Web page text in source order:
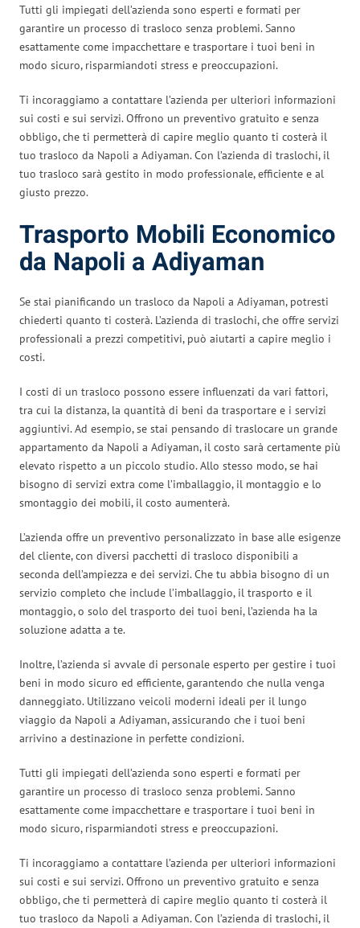
Tutti gli impiegati dell’azienda sono esperti e formati per
garantire un processo di trasloco senza problemi. Sanno
esattamente come impacchettare e trasportare i tuoi beni in
modo sicuro, risparmiandoti stress e preoccupazioni.
Ti incoraggiamo a contattare l’azienda per ulteriori informazioni
sui costi e sui servizi. Offrono un preventivo gratuito e senza
obbligo, che ti permetterà di capire meglio quanto ti costerà il
tuo trasloco da Napoli a Adiyaman. Con l’azienda di traslochi, il
tuo trasloco sarà gestito in modo professionale, efficiente e al
giusto prezzo.
Trasporto Mobili Economico
da Napoli a Adiyaman
Se stai pianificando un trasloco da Napoli a Adiyaman, potresti
chiederti quanto ti costerà. L’azienda di traslochi, che offre servizi
professionali a prezzi competitivi, può aiutarti a capire meglio i
costi.
I costi di un trasloco possono essere influenzati da vari fattori,
tra cui la distanza, la quantità di beni da trasportare e i servizi
aggiuntivi. Ad esempio, se stai pensando di traslocare un grande
appartamento da Napoli a Adiyaman, il costo sarà certamente più
elevato rispetto a un piccolo studio. Allo stesso modo, se hai
bisogno di servizi extra come l’imballaggio, il montaggio e lo
smontaggio dei mobili, il costo aumenterà.
L’azienda offre un preventivo personalizzato in base alle esigenze
del cliente, con diversi pacchetti di trasloco disponibili a
seconda dell’ampiezza e dei servizi. Che tu abbia bisogno di un
servizio completo che include l’imballaggio, il trasporto e il
montaggio, o solo del trasporto dei tuoi beni, l’azienda ha la
soluzione adatta a te.
Inoltre, l’azienda si avvale di personale esperto per gestire i tuoi
beni in modo sicuro ed efficiente, garantendo che nulla venga
danneggiato. Utilizzano veicoli moderni ideali per il lungo
viaggio da Napoli a Adiyaman, assicurando che i tuoi beni
arrivino a destinazione in perfette condizioni.
Tutti gli impiegati dell’azienda sono esperti e formati per
garantire un processo di trasloco senza problemi. Sanno
esattamente come impacchettare e trasportare i tuoi beni in
modo sicuro, risparmiandoti stress e preoccupazioni.
Ti incoraggiamo a contattare l’azienda per ulteriori informazioni
sui costi e sui servizi. Offrono un preventivo gratuito e senza
obbligo, che ti permetterà di capire meglio quanto ti costerà il
tuo trasloco da Napoli a Adiyaman. Con l’azienda di traslochi, il